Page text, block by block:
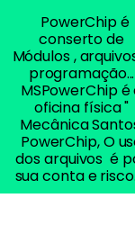
PowerChip é
conserto de
Módulos ,
programação...
MSPowerChip é
oficina física "
Mecânica
PowerChip, O
dos arquivos é
sua conta e